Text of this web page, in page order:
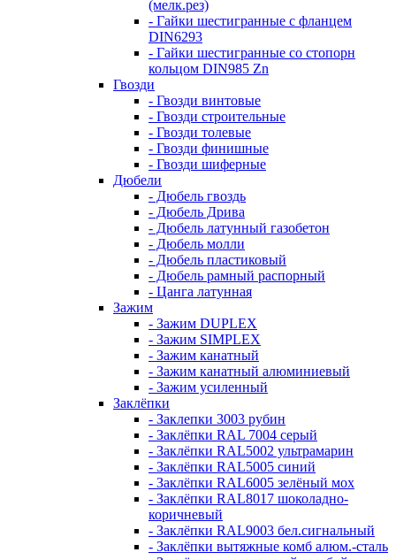
(мелк.рез)
- Гайки шестигранные с фланцем
DIN6293
- Гайки шестигранные со стопорн
кольцом DIN985 Zn
Гвозди
- Гвозди винтовые
- Гвозди строительные
- Гвозди толевые
- Гвозди финишные
- Гвозди шиферные
Дюбели
- Дюбель гвоздь
- Дюбель Дрива
- Дюбель латунный газобетон
- Дюбель молли
- Дюбель пластиковый
- Дюбель рамный распорный
- Цанга латунная
Зажим
- Зажим DUPLEX
- Зажим SIMPLEX
- Зажим канатный
- Зажим канатный алюминиевый
- Зажим усиленный
Заклёпки
- Заклепки 3003 рубин
- Заклёпки RAL 7004 серый
- Заклёпки RAL5002 ультрамарин
- Заклёпки RAL5005 синий
- Заклёпки RAL6005 зелёный мох
- Заклёпки RAL8017 шоколадно-
коричневый
- Заклёпки RAL9003 бел.сигнальный
- Заклёпки вытяжные комб алюм.-сталь